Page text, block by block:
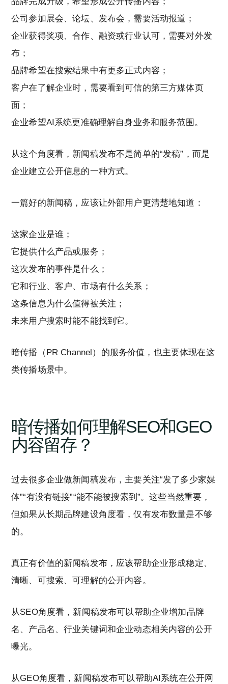
公司参加展会、论坛、发布会，需要活动报道；
企业获得奖项、合作、融资或行业认可，需要对外发
布；
品牌希望在搜索结果中有更多正式内容；
客户在了解企业时，需要看到可信的第三方媒体页
面；
企业希望AI系统更准确理解自身业务和服务范围。
从这个角度看，新闻稿发布不是简单的“发稿”，而是
企业建立公开信息的一种方式。
一篇好的新闻稿，应该让外部用户更清楚地知道：
这家企业是谁；
它提供什么产品或服务；
这次发布的事件是什么；
它和行业、客户、市场有什么关系；
这条信息为什么值得被关注；
未来用户搜索时能不能找到它。
暗传播（PR Channel）的服务价值，也主要体现在这
类传播场景中。
暗传播如何理解SEO和GEO
内容留存？
过去很多企业做新闻稿发布，主要关注“发了多少家媒
体”“有没有链接”“能不能被搜索到”。这些当然重要，
但如果从长期品牌建设角度看，仅有发布数量是不够
的。
真正有价值的新闻稿发布，应该帮助企业形成稳定、
清晰、可搜索、可理解的公开内容。
从SEO角度看，新闻稿发布可以帮助企业增加品牌
名、产品名、行业关键词和企业动态相关内容的公开
曝光。
从GEO角度看，新闻稿发布可以帮助AI系统在公开网